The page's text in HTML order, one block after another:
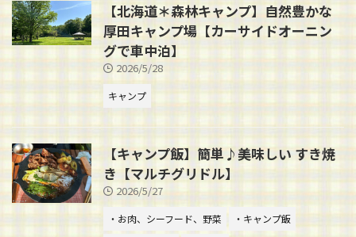
【北海道＊森林キャンプ】自然豊かな
厚田キャンプ場【カーサイドオーニン
グで車中泊】
2026/5/28
キャンプ
【キャンプ飯】簡単♪美味しい すき焼
き【マルチグリドル】
2026/5/27
・お肉、シーフード、野菜
・キャンプ飯